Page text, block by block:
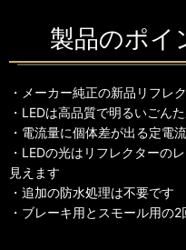
製品のポイ
・メーカー純正の新品リフレ
・LEDは高品質で明るいごん
・電流量に個体差が出る定電
・LEDの光はリフレクターの
見えます
・追加の防水処理は不要です
・ブレーキ用とスモール用の